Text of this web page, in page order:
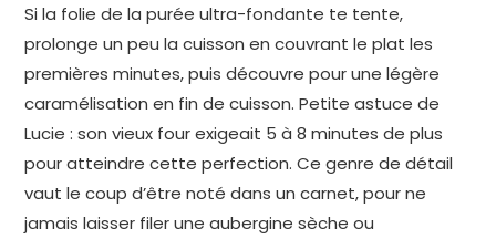
Si la folie de la purée ultra-fondante te tente,
prolonge un peu la cuisson en couvrant le plat les
premières minutes, puis découvre pour une légère
caramélisation en fin de cuisson. Petite astuce de
Lucie : son vieux four exigeait 5 à 8 minutes de plus
pour atteindre cette perfection. Ce genre de détail
vaut le coup d’être noté dans un carnet, pour ne
jamais laisser filer une aubergine sèche ou